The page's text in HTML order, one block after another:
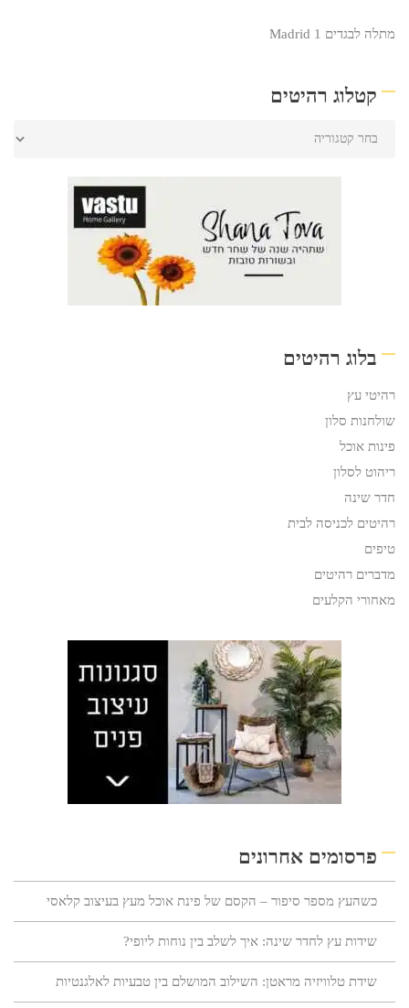
מתלה לבגדים Madrid 1
קטלוג רהיטים
בלוג רהיטים
רהיטי עץ
שולחנות סלון
פינות אוכל
ריהוט לסלון
חדר שינה
רהיטים לכניסה לבית
טיפים
מדברים רהיטים
מאחורי הקלעים
פרסומים אחרונים
כשהעץ מספר סיפור – הקסם של פינת אוכל מעץ בעיצוב קלאסי
שידות עץ לחדר שינה: איך לשלב בין נוחות ליופי?
שידת טלוויזיה מראטן: השילוב המושלם בין טבעיות לאלגנטיות